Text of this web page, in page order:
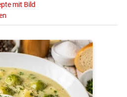
mit Bild